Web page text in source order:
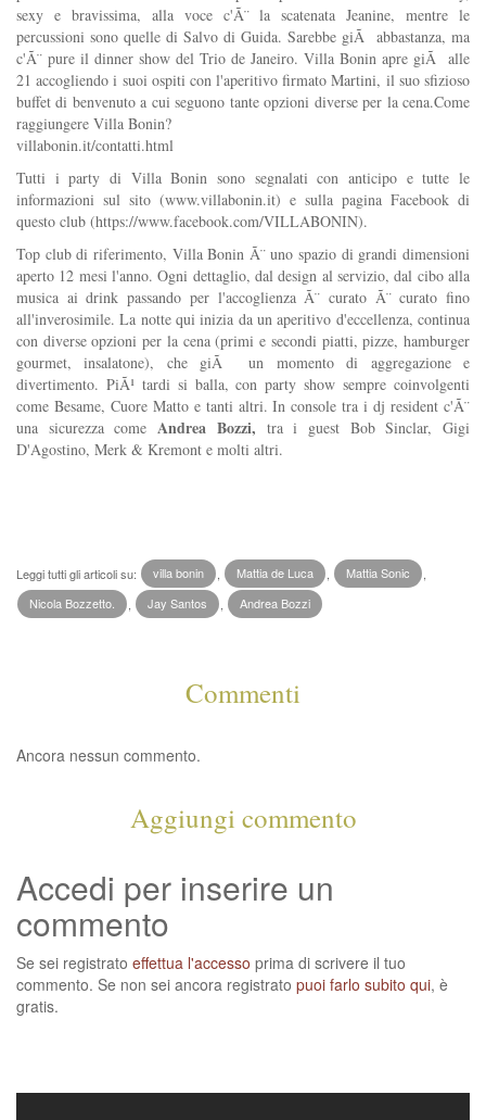
sexy e bravissima, alla voce c'Ã¨ la scatenata Jeanine, mentre le
percussioni sono quelle di Salvo di Guida. Sarebbe giÃ abbastanza, ma
c'Ã¨ pure il dinner show del Trio de Janeiro. Villa Bonin apre giÃ alle
21 accogliendo i suoi ospiti con l'aperitivo firmato Martini, il suo sfizioso
buffet di benvenuto a cui seguono tante opzioni diverse per la cena.Come
raggiungere Villa Bonin?
villabonin.it/contatti.html
Tutti i party di Villa Bonin sono segnalati con anticipo e tutte le
informazioni sul sito (www.villabonin.it) e sulla pagina Facebook di
questo club (https://www.facebook.com/VILLABONIN).
Top club di riferimento, Villa Bonin Ã¨ uno spazio di grandi dimensioni
aperto 12 mesi l'anno. Ogni dettaglio, dal design al servizio, dal cibo alla
musica ai drink passando per l'accoglienza Ã¨ curato Ã¨ curato fino
all'inverosimile. La notte qui inizia da un aperitivo d'eccellenza, continua
con diverse opzioni per la cena (primi e secondi piatti, pizze, hamburger
gourmet, insalatone), che giÃ un momento di aggregazione e
divertimento. PiÃ¹ tardi si balla, con party show sempre coinvolgenti
come Besame, Cuore Matto e tanti altri. In console tra i dj resident c'Ã¨
una sicurezza comeAndrea Bozzi, tra i guest Bob Sinclar, Gigi
D'Agostino, Merk & Kremont e molti altri.
Leggi tutti gli articoli su: villa bonin Mattia de Luca Mattia Sonic
Nicola Bozzetto.
Jay Santos Andrea Bozzi
Commenti
Ancora nessun commento.
Aggiungi commento
Accedi per inserire un
commento
Se sei registrato effettua l'accesso prima di scrivere il tuo
commento. Se non sei ancora registrato puoi farlo subito qui, è
gratis.